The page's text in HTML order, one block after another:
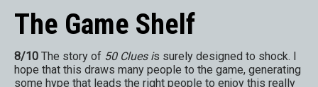
The Game Shelf
8/10 The story of 50 Clues is surely designed to shock. I
hope that this draws many people to the game, generating
some hype that leads the right people to enjoy this really